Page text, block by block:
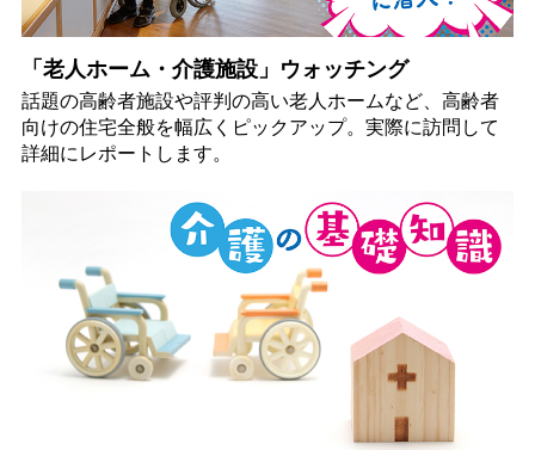
「老人ホーム・介護施設」ウォッチング
話題の高齢者施設や評判の高い老人ホームなど、高齢者
向けの住宅全般を幅広くピックアップ。実際に訪問して
詳細にレポートします。